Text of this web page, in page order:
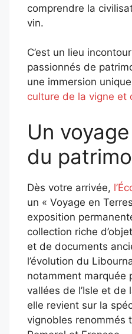
comprendre la
vin.
C’est un lieu
passionnés de
une immersion
culture de la vigne et
Un
du
Dès votre arrivée,
un « Voyage en
exposition
collection riche
et de documents
l’évolution du
notamment marquée
vallées de l’Isle et de
elle revient sur la
vignobles renommés